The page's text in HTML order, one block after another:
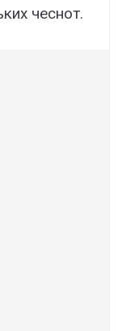
чеснот.